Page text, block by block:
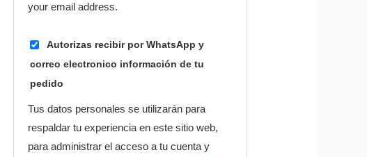
your email address.
Autorizas recibir por WhatsApp y
correo electronico información de tu
pedido
Tus datos personales se utilizarán para
respaldar tu experiencia en este sitio web,
para administrar el acceso a tu cuenta y